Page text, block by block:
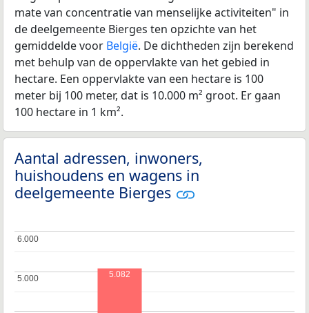
mate van concentratie van menselijke activiteiten" in
de deelgemeente Bierges ten opzichte van het
gemiddelde voor België. De dichtheden zijn berekend
met behulp van de oppervlakte van het gebied in
hectare. Een oppervlakte van een hectare is 100
meter bij 100 meter, dat is 10.000 m² groot. Er gaan
100 hectare in 1 km².
Aantal adressen, inwoners,
huishoudens en wagens in
deelgemeente Bierges
5.000
5.000
6.000
6.000
5.082